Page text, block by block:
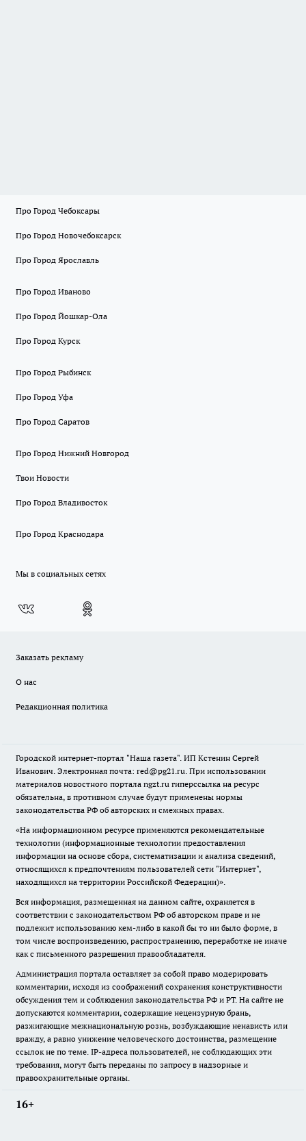
Про Город Чебоксары
Про Город Новочебоксарск
Про Город Ярославль
Про Город Иваново
Про Город Йошкар-Ола
Про Город Курск
Про Город Рыбинск
Про Город Уфа
Про Город Саратов
Про Город Нижний Новгород
Твои Новости
Про Город Владивосток
Про Город Краснодара
Мы в социальных сетях
Заказать рекламу
О нас
Редакционная политика
Городской интернет-портал "Наша газета". ИП Кстенин Сергей
Иванович. Электронная почта: red@pg21.ru. При использовании
материалов новостного портала ngzt.ru гиперссылка на ресурс
обязательна, в противном случае будут применены нормы
законодательства РФ об авторских и смежных правах.
«На информационном ресурсе применяются рекомендательные
технологии (информационные технологии предоставления
информации на основе сбора, систематизации и анализа сведений,
относящихся к предпочтениям пользователей сети "Интернет",
находящихся на территории Российской Федерации)».
Вся информация, размещенная на данном сайте, охраняется в
соответствии с законодательством РФ об авторском праве и не
подлежит использованию кем-либо в какой бы то ни было форме, в
том числе воспроизведению, распространению, переработке не иначе
как с письменного разрешения правообладателя.
Администрация портала оставляет за собой право модерировать
комментарии, исходя из соображений сохранения конструктивности
обсуждения тем и соблюдения законодательства РФ и РТ. На сайте не
допускаются комментарии, содержащие нецензурную брань,
разжигающие межнациональную рознь, возбуждающие ненависть или
вражду, а равно унижение человеческого достоинства, размещение
ссылок не по теме. IP-адреса пользователей, не соблюдающих эти
требования, могут быть переданы по запросу в надзорные и
правоохранительные органы.
16+